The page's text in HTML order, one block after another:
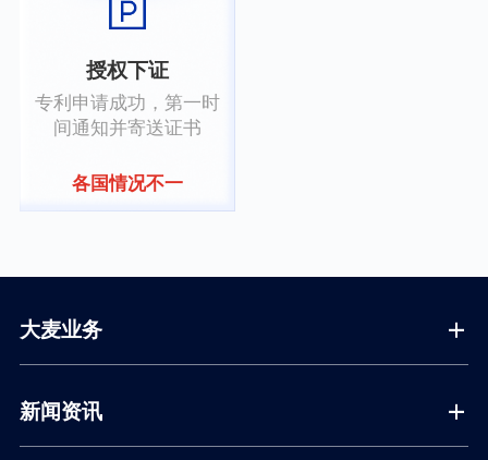
授权下证
专利申请成功，第一时
间通知并寄送证书
各国情况不一
大麦业务
新闻资讯